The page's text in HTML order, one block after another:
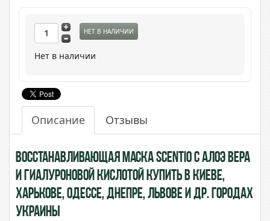
НЕТ В НАЛИЧИИ
Нет в наличии
Описание Отзывы
Восстанавливающая маска Scentio с Алоэ Вера
и Гиалуроновой Кислотой купить в Киеве,
Харькове, Одессе, Днепре, Львове и др. городах
Украины